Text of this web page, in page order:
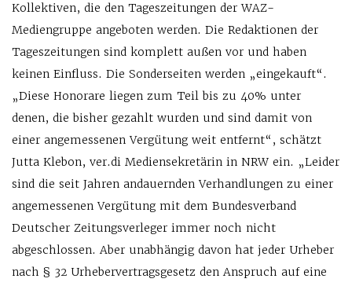
Kollektiven, die den Tageszeitungen der WAZ-
Mediengruppe angeboten werden. Die Redaktionen der
Tageszeitungen sind komplett außen vor und haben
keinen Einfluss. Die Sonderseiten werden „eingekauft“.
„Diese Honorare liegen zum Teil bis zu 40% unter
denen, die bisher gezahlt wurden und sind damit von
einer angemessenen Vergütung weit entfernt“, schätzt
Jutta Klebon, ver.di Mediensekretärin in NRW ein. „Leider
sind die seit Jahren andauernden Verhandlungen zu einer
angemessenen Vergütung mit dem Bundesverband
Deutscher Zeitungsverleger immer noch nicht
abgeschlossen. Aber unabhängig davon hat jeder Urheber
nach § 32 Urhebervertragsgesetz den Anspruch auf eine